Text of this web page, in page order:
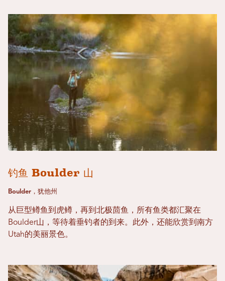
钓鱼 Boulder 山
Boulder，犹他州
从巨型鳟鱼到虎鳟，再到北极茴鱼，所有鱼类都汇聚在
Boulder山，等待着垂钓者的到来。此外，还能欣赏到南方
Utah的美丽景色。